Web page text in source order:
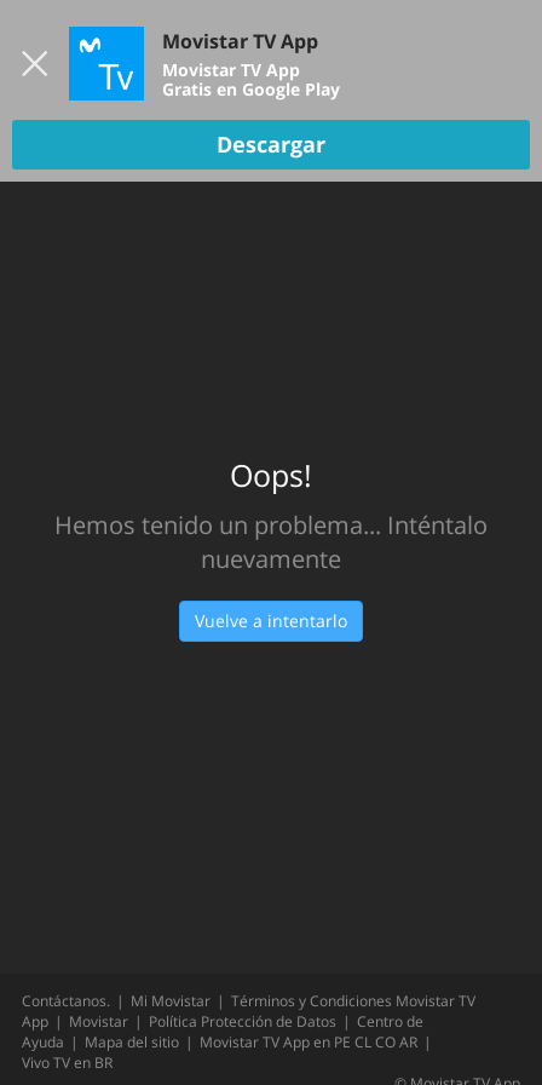
TV EN VIVO
Oops!
Hemos tenido un problema... Inténtalo
nuevamente
Vuelve a intentarlo
Contáctanos. Mi Movistar
Términos y Condiciones Movistar TV
App
Movistar Política Protección de Datos
Centro de
Ayuda
Mapa del sitio Movistar TV App en PE CLCOAR
Vivo TV en BR
Movistar TV App
Movistar TV App
Gratis en Google Play
Descargar